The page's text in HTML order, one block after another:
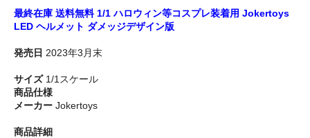
最終在庫 送料無料 1/1 ハロウィン等コスプレ装着用 Jokertoys
LED ヘルメット ダメッジデザイン版
発売日 2023年3月末
サイズ1/1スケール
商品仕様
メーカー Jokertoys
商品詳細